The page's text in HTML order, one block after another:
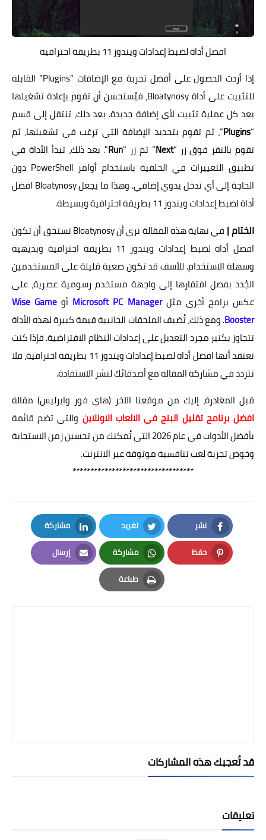
افضل أداة لضبط إعدادات ويندوز 11 بطريقة احترافية
إذا أردت الحصول على أفضل تجربة مع الإضافات “Plugins” القابلة
للتثبيت على أداة Bloatynosy، فيُستحسن أن تقوم بإعادة تشغيلها
بعد كل عملية تثبيت لأي إضافة جديدة. بعد ذلك، تنتقل إلى قسم
“
Plugins”، ثم تقوم بتحديد الإضافة التي ترغب في تشغيلها، ثم
تقوم بالنقر فوق زر “Next” ثم زر "Run". بعد ذلك، تبدأ الأداة في
تطبيق التغييرات في الخلفية باستخدام أوامر PowerShell دون
الحاجة إلى أي تدخل يدوي إضافي. وهذا ما يجعل Bloatynosy افضل
أداة لضبط إعدادات ويندوز 11 بطريقة احترافية وبسيطة.
الختام |
في نهاية هذه المقالة نرى أن Bloatynosy تستحق أن تكون
افضل أداة لضبط إعدادات ويندوز 11 بطريقة احترافية وبديهية
وسهلة الاستخدام. للأسف قد تكون صعبة قليلة على المستخدمين
الجُدد بفضل افتقارها إلى واجهة مستخدم رسومية عصرية، على
عكس برامج أخرى مثلMicrosoft PC Manager أو Wise Game
Booster. ومع ذلك، تُضيف الملحقات الجانبية قيمة كبيرة لهذه الأداة
تتجاوز بكثير مجرد التعديل على إعدادات النظام الافتراضية. فإذا كنت
تعتقد أنها افضل أداة لضبط إعدادات ويندوز 11 بطريقة احترافية، فلا
تتردد في مشاركة المقالة مع أصدقائك لنشر الاستفادة.
قبل المغادرة، إليك من موقعنا الآخر (هاي فور وايرليس) مقالة
افضل برنامج تقليل البنج في الالعاب الاونلاين والتي تضم قائمة
بأفضل الأدوات في عام 2026 التي تُمكنك من تحسين زمن الاستجابة
وخوض تجربة لعب تنافسية موثوقة عبر الانترنت.
**********************************
نشر
Facebook
تغريد
Twitter
مشاركة
LinkedIn
حفظ
Pinterest
مشاركة
Whatsapp
إرسال
Email
طباعة
Print
قد تُعجبك هذه المشاركات
تعليقات